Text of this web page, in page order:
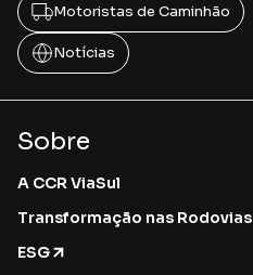
Motoristas de Caminhão
Notícias
Sobre
A CCR ViaSul
Transformação nas Rodovias
ESG